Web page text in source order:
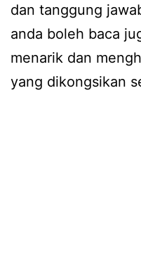
dan tanggung
anda boleh baca
menarik dan
yang dikongsikan